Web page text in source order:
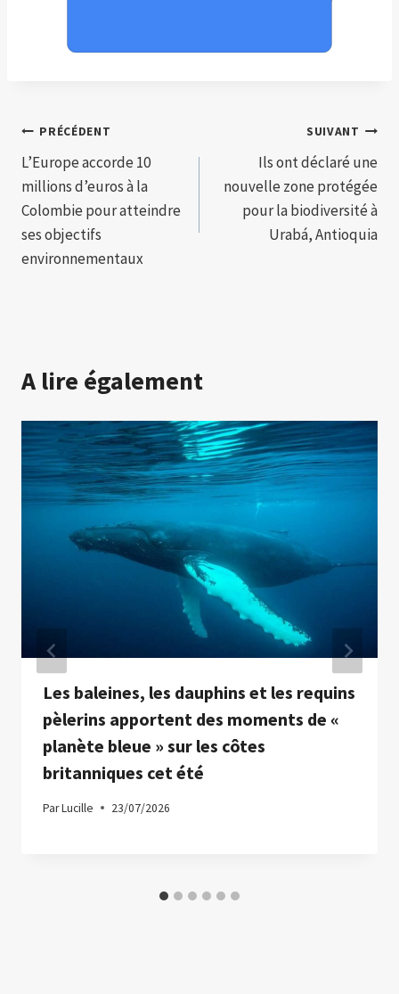
Navigation
de
l’article
PRÉCÉDENT
L’Europe accorde 10
millions d’euros à la
Colombie pour atteindre
ses objectifs
environnementaux
SUIVANT
Ils ont déclaré une
nouvelle zone protégée
pour la biodiversité à
Urabá, Antioquia
A lire également
Les baleines, les dauphins et les requins
pèlerins apportent des moments de «
planète bleue » sur les côtes
britanniques cet été
ParLucille 23/07/2026